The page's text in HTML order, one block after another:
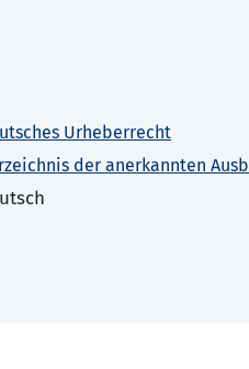
Urheberrecht
der anerkannten